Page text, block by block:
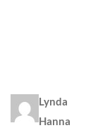
Lynda
Hanna